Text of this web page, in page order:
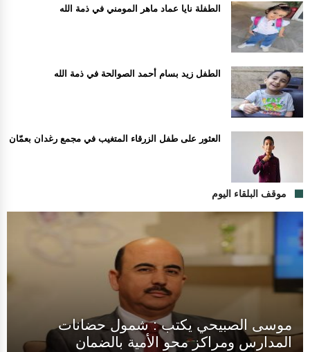
الطفلة نايا عماد ماهر المومني في ذمة الله
الطفل زيد بسام أحمد الصوالحة في ذمة الله
العثور على طفل الزرقاء المتغيب في مجمع رغدان بعمّان
موقف البلقاء اليوم
موسى الصبيحي يكتب : شمول حضانات
المدارس ومراكز محو الأمية بالضمان